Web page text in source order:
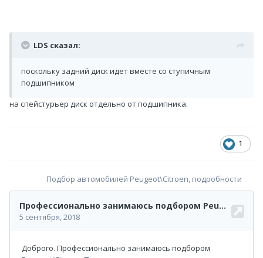
LDS сказал:
поскольку задний диск идет вместе со ступичным
подшипником
на спейстурьер диск отдельно от подшипника.
1
Подбор автомобилей Peugeot\Citroen, подробности